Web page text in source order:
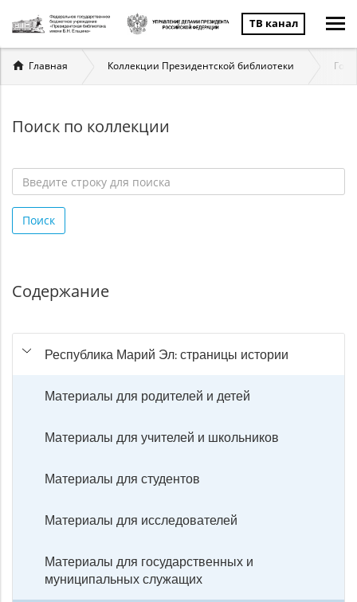
ТВ канал
Вы
здесь
Главная Коллекции Президентской библиотеки
Поиск по коллекции
строку
для
Поиск
Содержание
Республика Марий Эл: страницы истории
Материалы для родителей и детей
Материалы для учителей и школьников
Материалы для студентов
Материалы для исследователей
Материалы для государственных и
муниципальных служащих